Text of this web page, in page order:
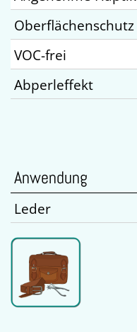
Oberflächenschutz
VOC-frei
Abperleffekt
Anwendung
Leder